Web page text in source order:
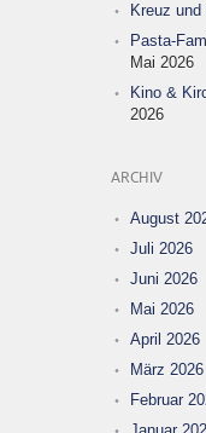
Kreuz
Pasta-
Mai 2026
Kino &
2026
ARCHIV
August
Juli 2026
Juni 2026
Mai 2026
April 2026
März 2026
Februar